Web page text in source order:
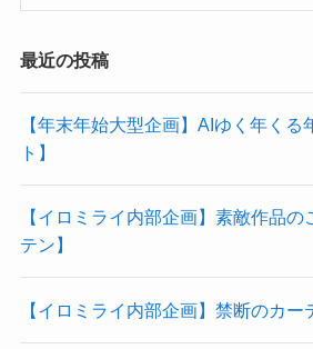
最近の投稿
【年末年始大型企画】AIゆく年くる
ト】
【イロミライ内部企画】素敵作品
テン】
【イロミライ内部企画】禁断のカー